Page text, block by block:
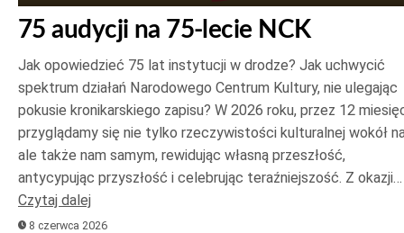
75 audycji na 75-lecie NCK
Jak opowiedzieć 75 lat instytucji w drodze? Jak uchwycić
spektrum działań Narodowego Centrum Kultury, nie ulegając
pokusie kronikarskiego zapisu? W 2026 roku, przez 12
przyglądamy się nie tylko rzeczywistości kulturalnej wokół
ale także nam samym, rewidując własną przeszłość,
antycypując przyszłość i celebrując teraźniejszość. Z okazji…
Czytaj dalej
8 czerwca 2026